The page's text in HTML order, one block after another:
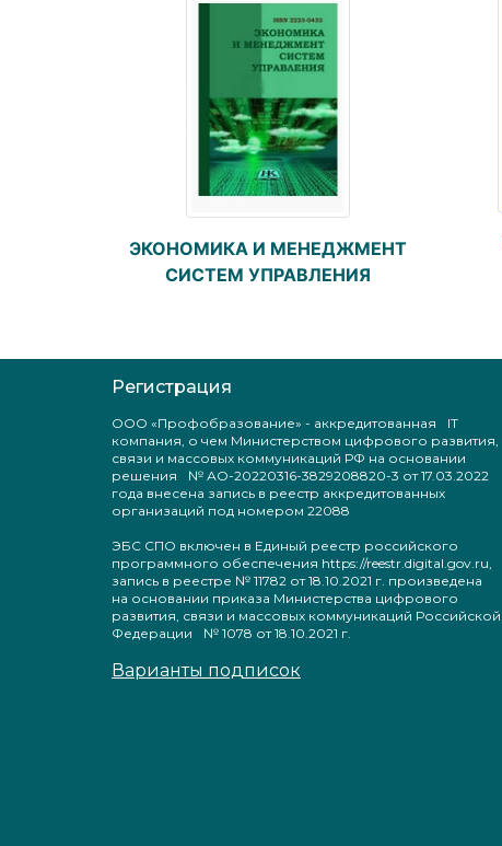
ЭКОНОМИКА И МЕНЕДЖМЕНТ
СИСТЕМ УПРАВЛЕНИЯ
Регистрация
ООО «Профобразование» - аккредитованная IT
компания, о чем Министерством цифрового развития,
связи и массовых коммуникаций РФ на основании
решения № АО-20220316-3829208820-3 от 17.03.2022
года внесена запись в реестр аккредитованных
организаций под номером 22088
ЭБС СПО включен в Единый реестр российского
программного обеспечения https://reestr.digital.gov.ru,
запись в реестре № 11782 от 18.10.2021 г. произведена
на основании приказа Министерства цифрового
развития, связи и массовых коммуникаций Российской
Федерации № 1078 от 18.10.2021 г.
Варианты подписок